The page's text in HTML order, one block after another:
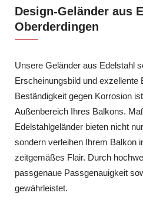
Design-Geländer aus
Oberderdingen
Unsere Geländer aus Edelstahl
Erscheinungsbild und exzellente
Beständigkeit gegen Korrosion
Außenbereich Ihres Balkons.
Edelstahlgeländer bieten nicht
sondern verleihen Ihrem Balkon
zeitgemäßes Flair. Durch
passgenaue Passgenauigkeit
gewährleistet.